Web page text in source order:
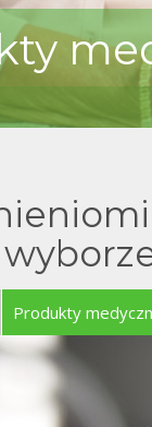
Produkty